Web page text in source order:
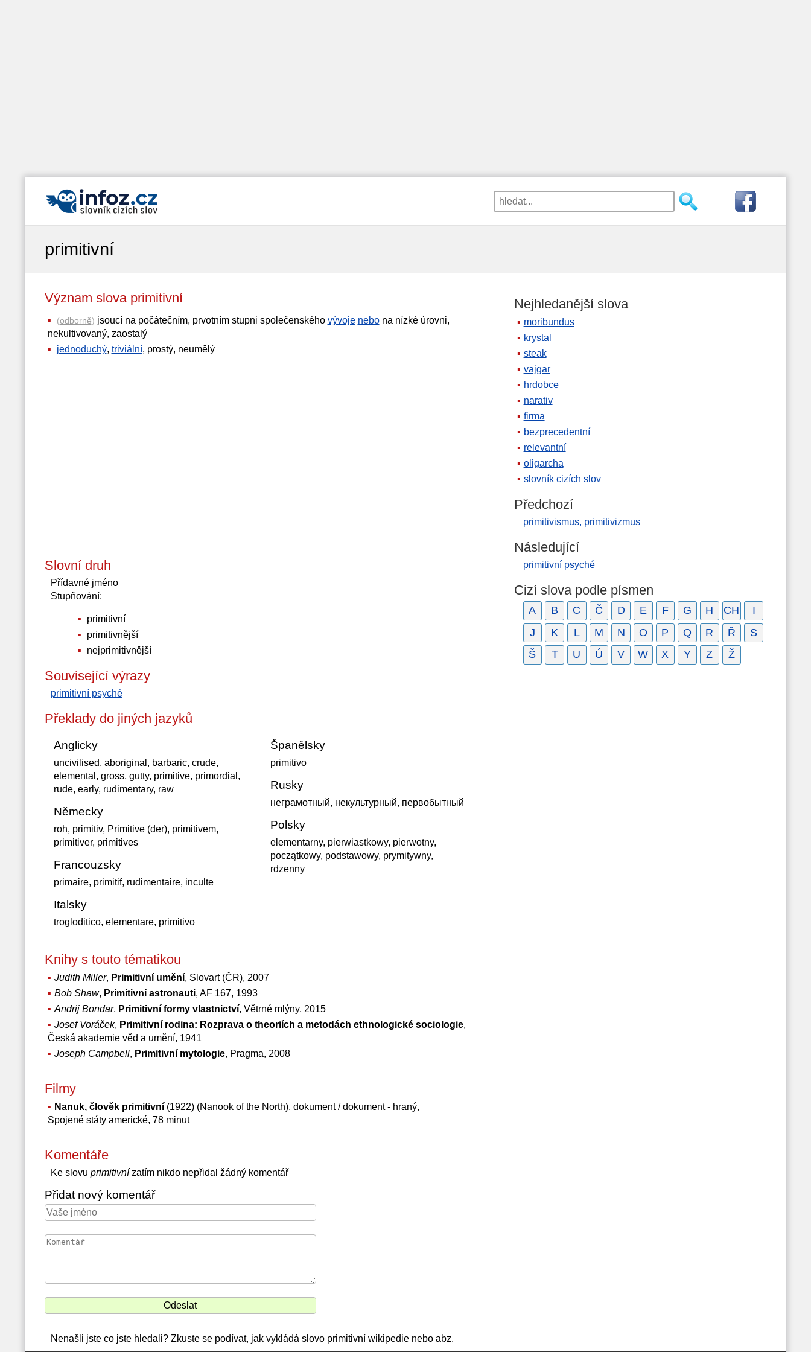
primitivní
Význam slova primitivní
(odborně) jsoucí na počátečním, prvotním stupni společenského vývoje nebona nízké úrovni,
nekultivovaný, zaostalý
jednoduchý, triviální, prostý, neumělý
Slovní druh
Přídavné jméno
Stupňování:
primitivní
primitivnější
nejprimitivnější
Související výrazy
primitivní psyché
Překlady do jiných jazyků
Anglicky
uncivilised, aboriginal, barbaric, crude,
elemental, gross, gutty, primitive, primordial,
rude, early, rudimentary, raw
Německy
roh, primitiv, Primitive (der), primitivem,
primitiver, primitives
Francouzsky
primaire, primitif, rudimentaire, inculte
Italsky
trogloditico, elementare, primitivo
Španělsky
primitivo
Rusky
неграмотный, некультурный, первобытный
Polsky
elementarny, pierwiastkowy, pierwotny,
początkowy, podstawowy, prymitywny,
rdzenny
Knihy s touto tématikou
Judith Miller, Primitivní umění, Slovart (ČR), 2007
Bob Shaw, Primitivní astronauti, AF 167, 1993
Andrij Bondar, Primitivní formy vlastnictví, Větrné mlýny, 2015
Josef Voráček, Primitivní rodina: Rozprava o theoriích a metodách ethnologické sociologie,
Česká akademie věd a umění, 1941
Joseph Campbell, Primitivní mytologie, Pragma, 2008
Filmy
Nanuk, člověk primitivní(1922) (Nanook of the North), dokument / dokument - hraný,
Spojené státy americké, 78 minut
Komentáře
Ke slovu primitivnízatím nikdo nepřidal žádný komentář
Přidat nový komentář
Nenašli jste co jste hledali? Zkuste se podívat, jak vykládá slovo primitivní wikipedie nebo abz.
Nejhledanější slova
moribundus
krystal
steak
vajgar
hrdobce
narativ
firma
bezprecedentní
relevantní
oligarcha
slovník cizích slov
Předchozí
primitivismus, primitivizmus
Následující
primitivní psyché
Cizí slova podle písmen
A B C Č D E F G H CH
I
J
K L M N O P Q R Ř
S
Š
T U Ú V W X Y Z Ž